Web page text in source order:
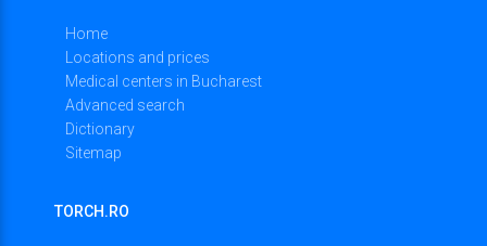
Home
Locations and prices
Medical centers in Bucharest
Advanced search
Dictionary
Sitemap
TORCH.RO